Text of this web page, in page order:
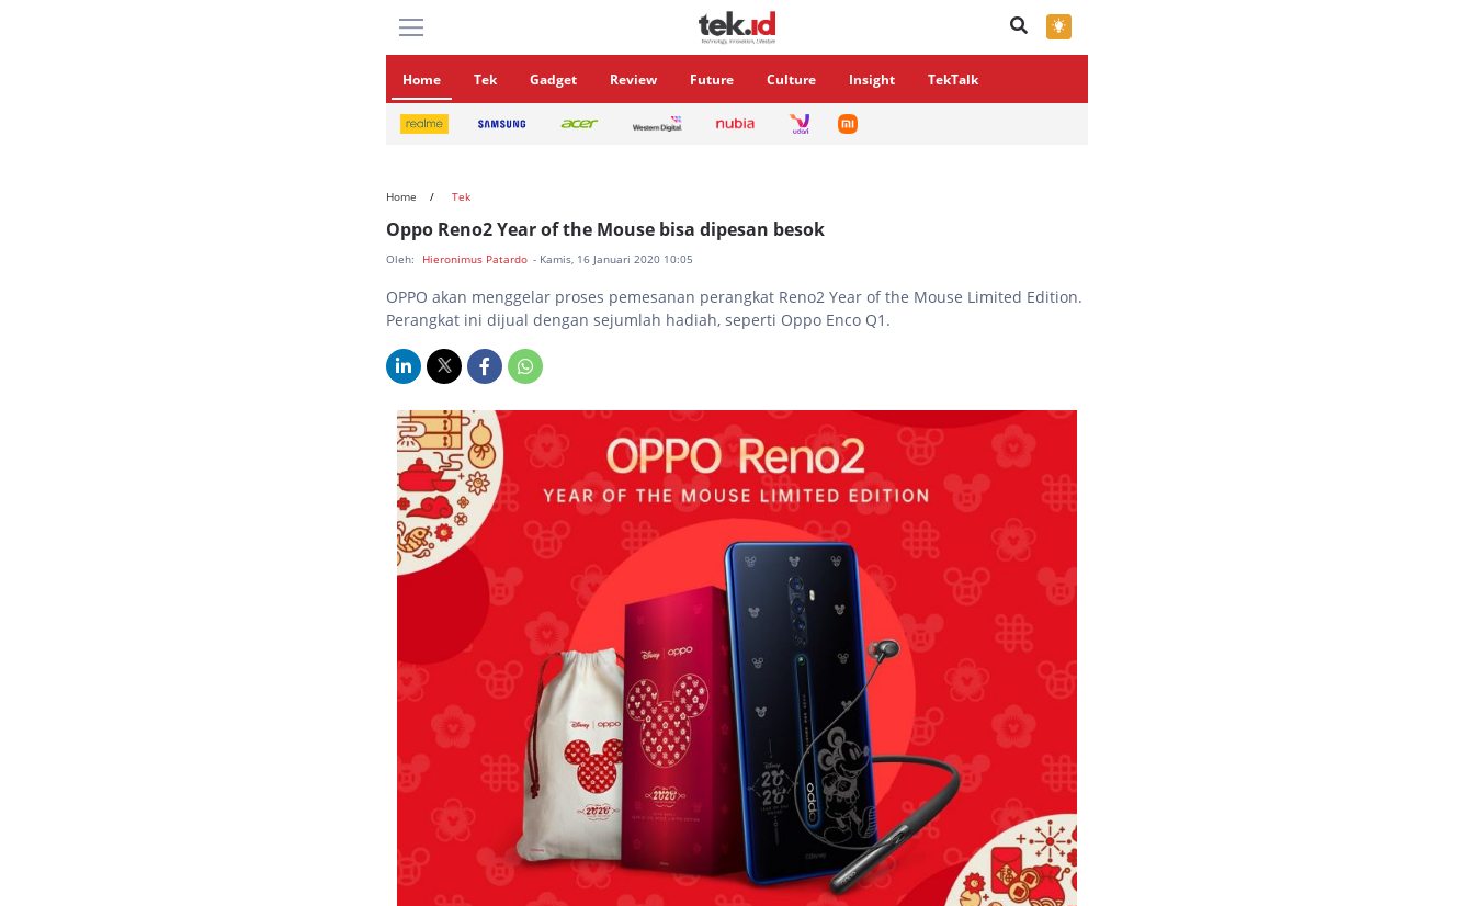
×
Home Tek Gadget Review Future Culture Insight TekTalk
Home Tek
Oppo Reno2 Year of the Mouse bisa dipesan besok
Oleh: Hieronimus Patardo - Kamis, 16 Januari 2020 10:05
OPPO akan menggelar proses pemesanan perangkat Reno2 Year of the Mouse Limited Edition.
Perangkat ini dijual dengan sejumlah hadiah, seperti Oppo Enco Q1.